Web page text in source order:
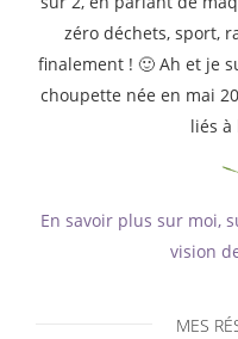
zéro déchets, sport,
finalement ! 🙂 Ah et je
choupette née en mai
liés
En savoir plus sur moi,
vision
MES